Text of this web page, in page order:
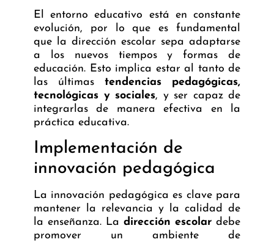
El entorno educativo está en constante
evolución, por lo que es fundamental
que la dirección escolar sepa adaptarse
a los nuevos tiempos y formas de
educación. Esto implica estar al tanto de
las últimas tendencias pedagógicas,
tecnológicas y sociales, y ser capaz de
integrarlas de manera efectiva en la
práctica educativa.
Implementación de
innovación pedagógica
La innovación pedagógica es clave para
mantener la relevancia y la calidad de
la enseñanza. La dirección escolar debe
promover un ambiente de